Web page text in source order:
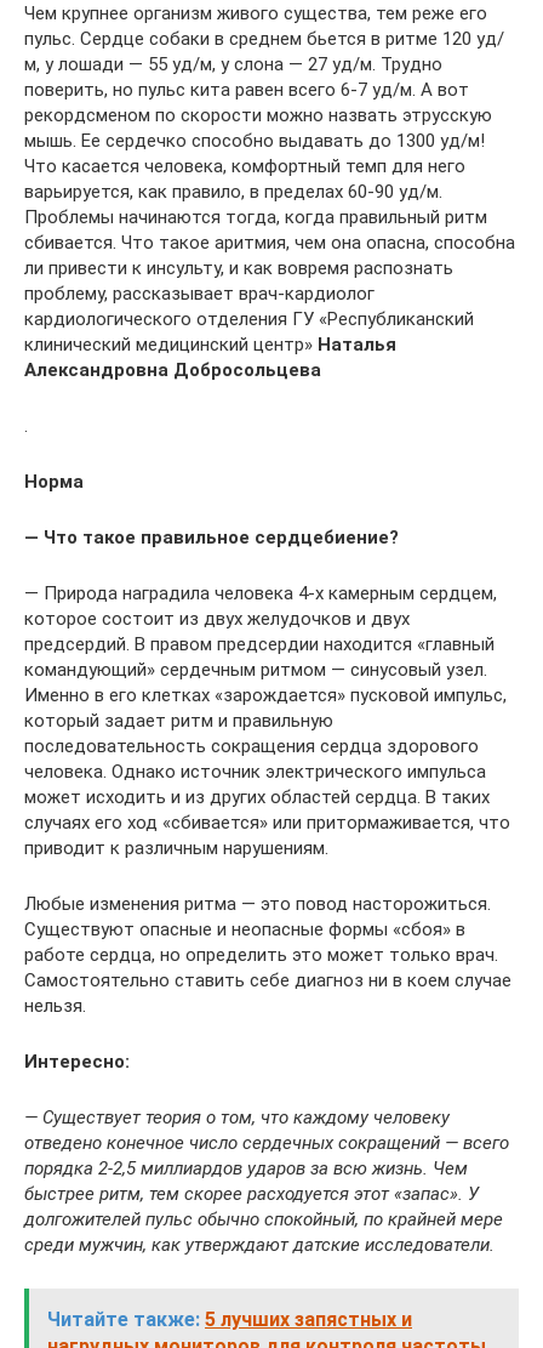
Чем крупнее организм живого существа, тем реже его
пульс. Сердце собаки в среднем бьется в ритме 120 уд/
м, у лошади — 55 уд/м, у слона — 27 уд/м. Трудно
поверить, но пульс кита равен всего 6-7 уд/м. А вот
рекордсменом по скорости можно назвать этрусскую
мышь. Ее сердечко способно выдавать до 1300 уд/м!
Что касается человека, комфортный темп для него
варьируется, как правило, в пределах 60-90 уд/м.
Проблемы начинаются тогда, когда правильный ритм
сбивается. Что такое аритмия, чем она опасна, способна
ли привести к инсульту, и как вовремя распознать
проблему, рассказывает врач-кардиолог
кардиологического отделения ГУ «Республиканский
клинический медицинский центр» Наталья
Александровна Добросольцева
.
Норма
— Что такое правильное сердцебиение?
— Природа наградила человека 4-х камерным сердцем,
которое состоит из двух желудочков и двух
предсердий. В правом предсердии находится «главный
командующий» сердечным ритмом — синусовый узел.
Именно в его клетках «зарождается» пусковой импульс,
который задает ритм и правильную
последовательность сокращения сердца здорового
человека. Однако источник электрического импульса
может исходить и из других областей сердца. В таких
случаях его ход «сбивается» или притормаживается, что
приводит к различным нарушениям.
Любые изменения ритма — это повод насторожиться.
Существуют опасные и неопасные формы «сбоя» в
работе сердца, но определить это может только врач.
Самостоятельно ставить себе диагноз ни в коем случае
нельзя.
Интересно:
— Существует теория о том, что каждому человеку
отведено конечное число сердечных сокращений — всего
порядка 2-2,5 миллиардов ударов за всю жизнь. Чем
быстрее ритм, тем скорее расходуется этот «запас». У
долгожителей пульс обычно спокойный, по крайней мере
среди мужчин, как утверждают датские исследователи.
Читайте также: 5 лучших запястных и